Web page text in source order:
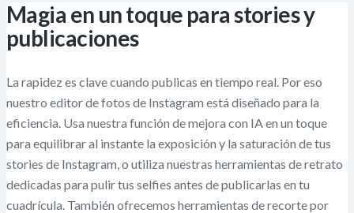
Magia en un toque para stories y
publicaciones
La rapidez es clave cuando publicas en tiempo real. Por eso
nuestro editor de fotos de Instagram está diseñado para la
eficiencia. Usa nuestra función de mejora con IA en un toque
para equilibrar al instante la exposición y la saturación de tus
stories de Instagram, o utiliza nuestras herramientas de retrato
dedicadas para pulir tus selfies antes de publicarlas en tu
cuadrícula. También ofrecemos herramientas de recorte por